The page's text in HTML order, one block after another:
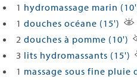
1 hydromassage marin
1 douches océane (15')
2 douches à pomme (10')
3 lits hydromassants (15')
1 massage sous fine pluie